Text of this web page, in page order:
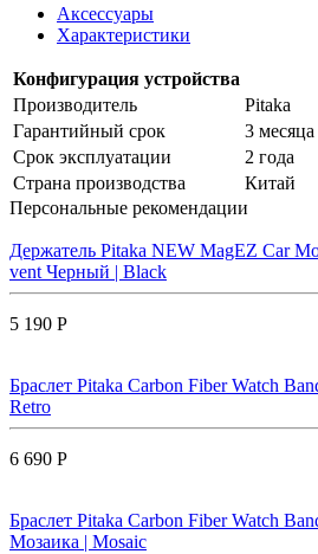
Аксессуары
Характеристики
Конфигурация устройства
Производитель
Pitaka
Гарантийный срок
3 месяца
Срок эксплуатации
2 года
Страна производства
Китай
Персональные рекомендации
Держатель Pitaka NEW MagEZ Car
vent Черный | Black
5 190 Р
Браслет Pitaka Carbon Fiber Watch
Retro
6 690 Р
Браслет Pitaka Carbon Fiber Watch
Мозаика | Mosaic